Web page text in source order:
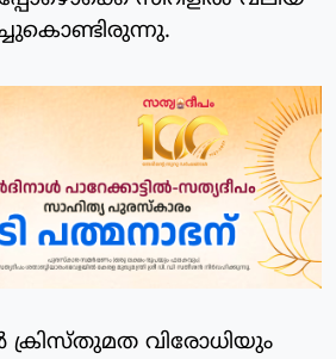
ക്രിസ്തുമത വിരോധിയും